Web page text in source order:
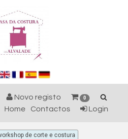
0
Novo registo
Login
Contactos
Home
de corte e costura